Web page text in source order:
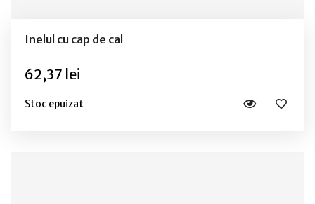
Inelul cu cap de cal
62,37 lei
Stoc epuizat